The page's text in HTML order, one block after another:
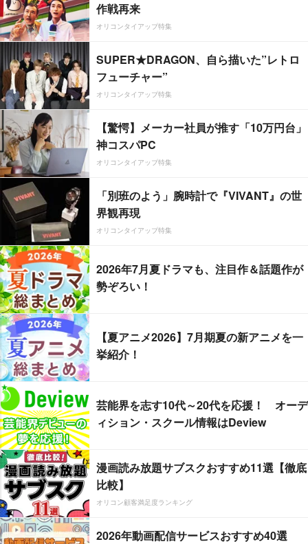
作戦再来
オリコンタイアップ特集
SUPER★DRAGON、自ら描いた”レトロ
フューチャー”
オリコンタイアップ特集
【驚愕】メーカー社員が推す「10万円台」
神コスパPC
オリコンタイアップ特集
「別班のよう」腕時計で『VIVANT』の世
界観再現
オリコンタイアップ特集
2026年7月夏ドラマも、注目作＆話題作が
勢ぞろい！
【夏アニメ2026】7月期夏の新アニメを一
挙紹介！
芸能界を志す10代～20代を応援！ オーデ
ィション・スクール情報はDeview
漫画読み放題サブスクおすすめ11選【徹底
比較】
オリコン顧客満足度ランキング
2026年動画配信サービスおすすめ40選